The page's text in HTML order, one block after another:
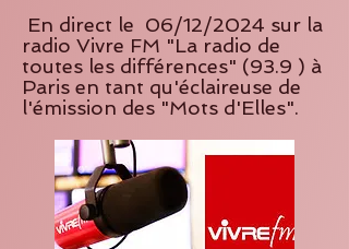
En direct le 06/12/2024 sur la
radio Vivre FM "La radio de
toutes les différences" (93.9 ) à
Paris en tant qu'éclaireuse de
l'émission des "Mots d'Elles".